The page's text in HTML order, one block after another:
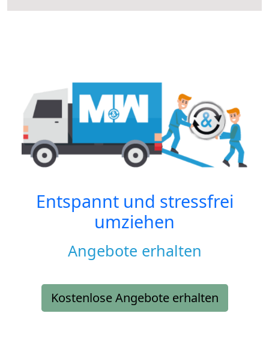
Entspannt und stressfrei
umziehen
Angebote erhalten
Kostenlose Angebote erhalten